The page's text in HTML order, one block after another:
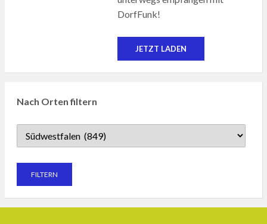
DorfFunk!
JETZT LADEN
Nach Orten filtern